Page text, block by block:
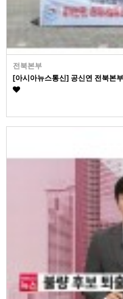
전북본부
[아시아뉴스통신] 공신연 전북본